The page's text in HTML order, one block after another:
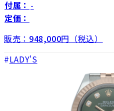
付属： -
定価：
販売： 948,000円（税込）
LADY'S